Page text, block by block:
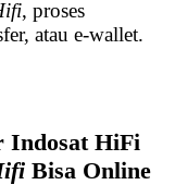
, proses
atau e-wallet.
Indosat HiFi
Bisa Online